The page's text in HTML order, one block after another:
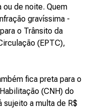
de noite. Quem
gravíssima -
o Trânsito da
(EPTC),
fica preta para o
(CNH) do
a multa de R$